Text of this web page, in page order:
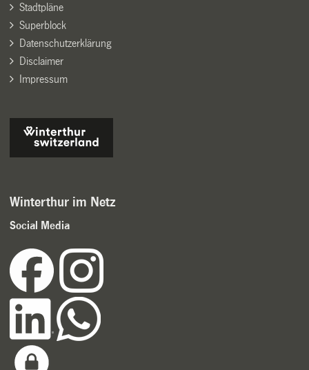
Stadtpläne
Superblock
Datenschutzerklärung
Disclaimer
Impressum
Winterthur im Netz
Social Media